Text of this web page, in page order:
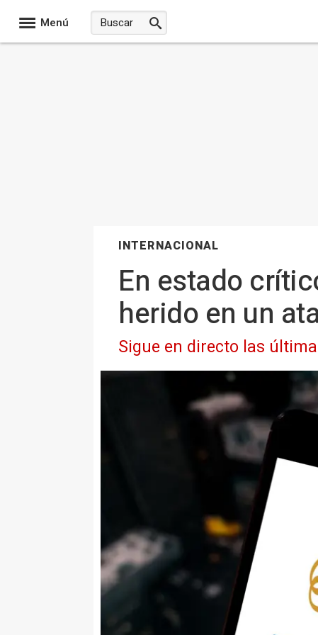
Menú
INTERNACIONAL
En estado
herido en un
Sigue en directo las